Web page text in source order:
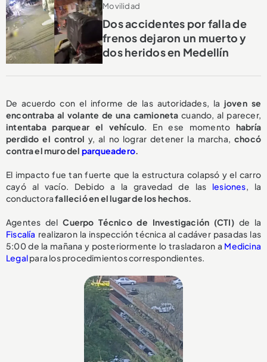
Movilidad
Dos accidentes por falla de
frenos dejaron un muerto y
dos heridos en Medellín
De acuerdo con el informe de las autoridades, la joven se
encontraba al volante de una camioneta cuando, al parecer,
intentaba parquear el vehículo . En ese momento habría
perdido el control y, al no lograr detener la marcha, chocó
contra el muro del parqueadero
El impacto fue tan fuerte que la estructura colapsó y el carro
cayó al vacío. Debido a la gravedad de las lesiones , la
conductorafalleció en el lugar de los hechos.
Agentes delCuerpo Técnico de Investigación (CTI)de la
Fiscalía realizaron la inspección técnica al cadáver pasadas las
5:00 de la mañana y posteriormente lo trasladaron a Medicina
Legalpara los procedimientos correspondientes.